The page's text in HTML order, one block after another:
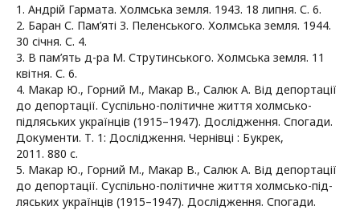
1. Андрій Гармата. Холмська земля. 1943. 18 липня. С. 6.
2. Баран С. Пам’яті З. Пеленського. Холмська земля. 1944.
30 січня. С. 4.
3. В пам’ять д-ра М. Струтинського. Холмська земля. 11
квітня. С. 6.
4. Макар Ю., Горний М., Макар В., Салюк А. Від депортації
до депортації. Суспільно-політичне життя холмсько-
підляських українців (1915–1947). Дослідження. Спогади.
Документи. Т. 1: Дослідження. Чернівці : Букрек,
2011. 880 с.
5. Макар Ю., Горний М., Макар В., Салюк А. Від депортації
до депортації. Суспільно-політичне життя холмсько-під-
ляських українців (1915–1947). Дослідження. Спогади.